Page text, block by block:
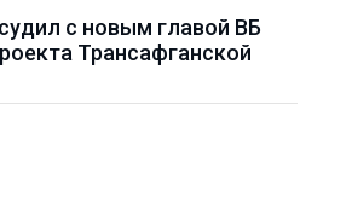
с новым главой ВБ
Трансафганской